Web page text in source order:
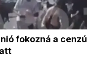
fokozná a